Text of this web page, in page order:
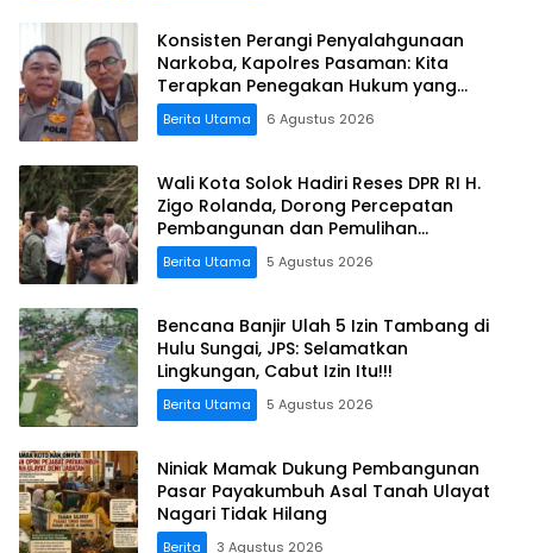
Konsisten Perangi Penyalahgunaan
Narkoba, Kapolres Pasaman: Kita
Terapkan Penegakan Hukum yang
Tegas
Berita Utama 6 Agustus 2026
Wali Kota Solok Hadiri Reses DPR RI H.
Zigo Rolanda, Dorong Percepatan
Pembangunan dan Pemulihan
Pascabencana
Berita Utama 5 Agustus 2026
Bencana Banjir Ulah 5 Izin Tambang di
Hulu Sungai, JPS: Selamatkan
Lingkungan, Cabut Izin Itu!!!
Berita Utama 5 Agustus 2026
Niniak Mamak Dukung Pembangunan
Pasar Payakumbuh Asal Tanah Ulayat
Nagari Tidak Hilang
Berita 3 Agustus 2026